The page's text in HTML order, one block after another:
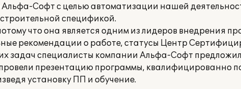
Софт с целью автоматизации нашей
строительной спецификой.
что она является одним из лидеров внедрения
рекомендации о работе, статусы Центр
задач специалисты компании Альфа-Софт
провели презентацию программы, квалифицированно
установку ПП и обучение.